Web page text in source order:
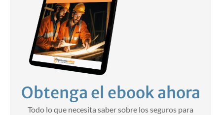
Obtenga el ebook ahora
Todo lo que necesita saber sobre los seguros para